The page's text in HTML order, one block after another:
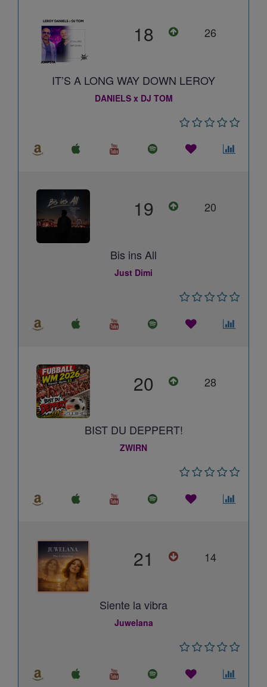
18 26
IT’S A LONG WAY DOWN LEROY
DANIELS x DJ TOM
19 20
Bis ins All
Just Dimi
20 28
BIST DU DEPPERT!
ZWIRN
21 14
Siente la vibra
Juwelana